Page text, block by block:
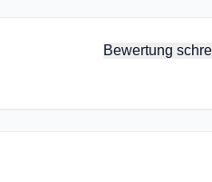
Bewertung